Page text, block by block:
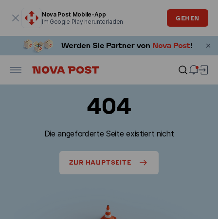
Nova Post Mobile-App
Im Google Play herunterladen
GEHEN
404
Die angeforderte Seite existiert nicht
ZUR HAUPTSEITE